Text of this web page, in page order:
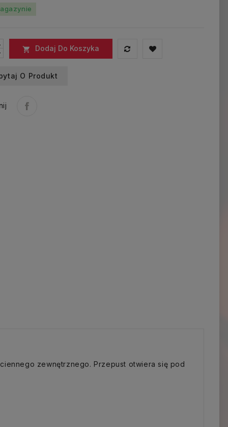
 Dodaj Do Koszyka
O Produkt
zewnętrznego. Przepust otwiera się pod